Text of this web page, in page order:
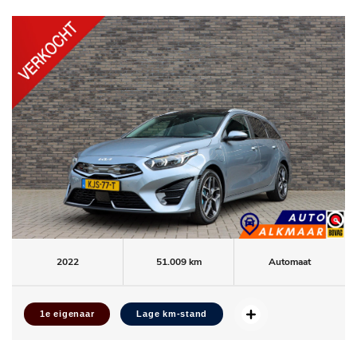
2022 51.009 km Automaat
1e eigenaar Lage km-stand